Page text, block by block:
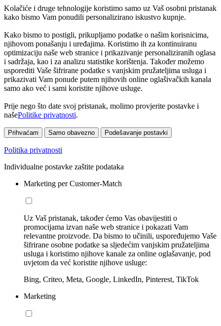
Kolačiće i druge tehnologije koristimo samo uz Vaš osobni pristanak
kako bismo Vam ponudili personalizirano iskustvo kupnje.
Kako bismo to postigli, prikupljamo podatke o našim korisnicima,
njihovom ponašanju i uređajima. Koristimo ih za kontinuiranu
optimizaciju naše web stranice i prikazivanje personaliziranih oglasa
i sadržaja, kao i za analizu statistike korištenja. Također možemo
usporediti Vaše šifrirane podatke s vanjskim pružateljima usluga i
prikazivati Vam ponude putem njihovih online oglašivačkih kanala
samo ako već i sami koristite njihove usluge.
Prije nego što date svoj pristanak, molimo provjerite postavke i
našePolitike privatnosti.
Prihvaćam Samo obavezno Podešavanje postavki
Politika privatnosti
Individualne postavke zaštite podataka
Marketing per Customer-Match
Uz Vaš pristanak, također ćemo Vas obavijestiti o
promocijama izvan naše web stranice i pokazati Vam
relevantne proizvode. Da bismo to učinili, uspoređujemo Vaše
šifrirane osobne podatke sa sljedećim vanjskim pružateljima
usluga i koristimo njihove kanale za online oglašavanje, pod
uvjetom da već koristite njihove usluge:
Bing, Criteo, Meta, Google, LinkedIn, Pinterest, TikTok
Marketing